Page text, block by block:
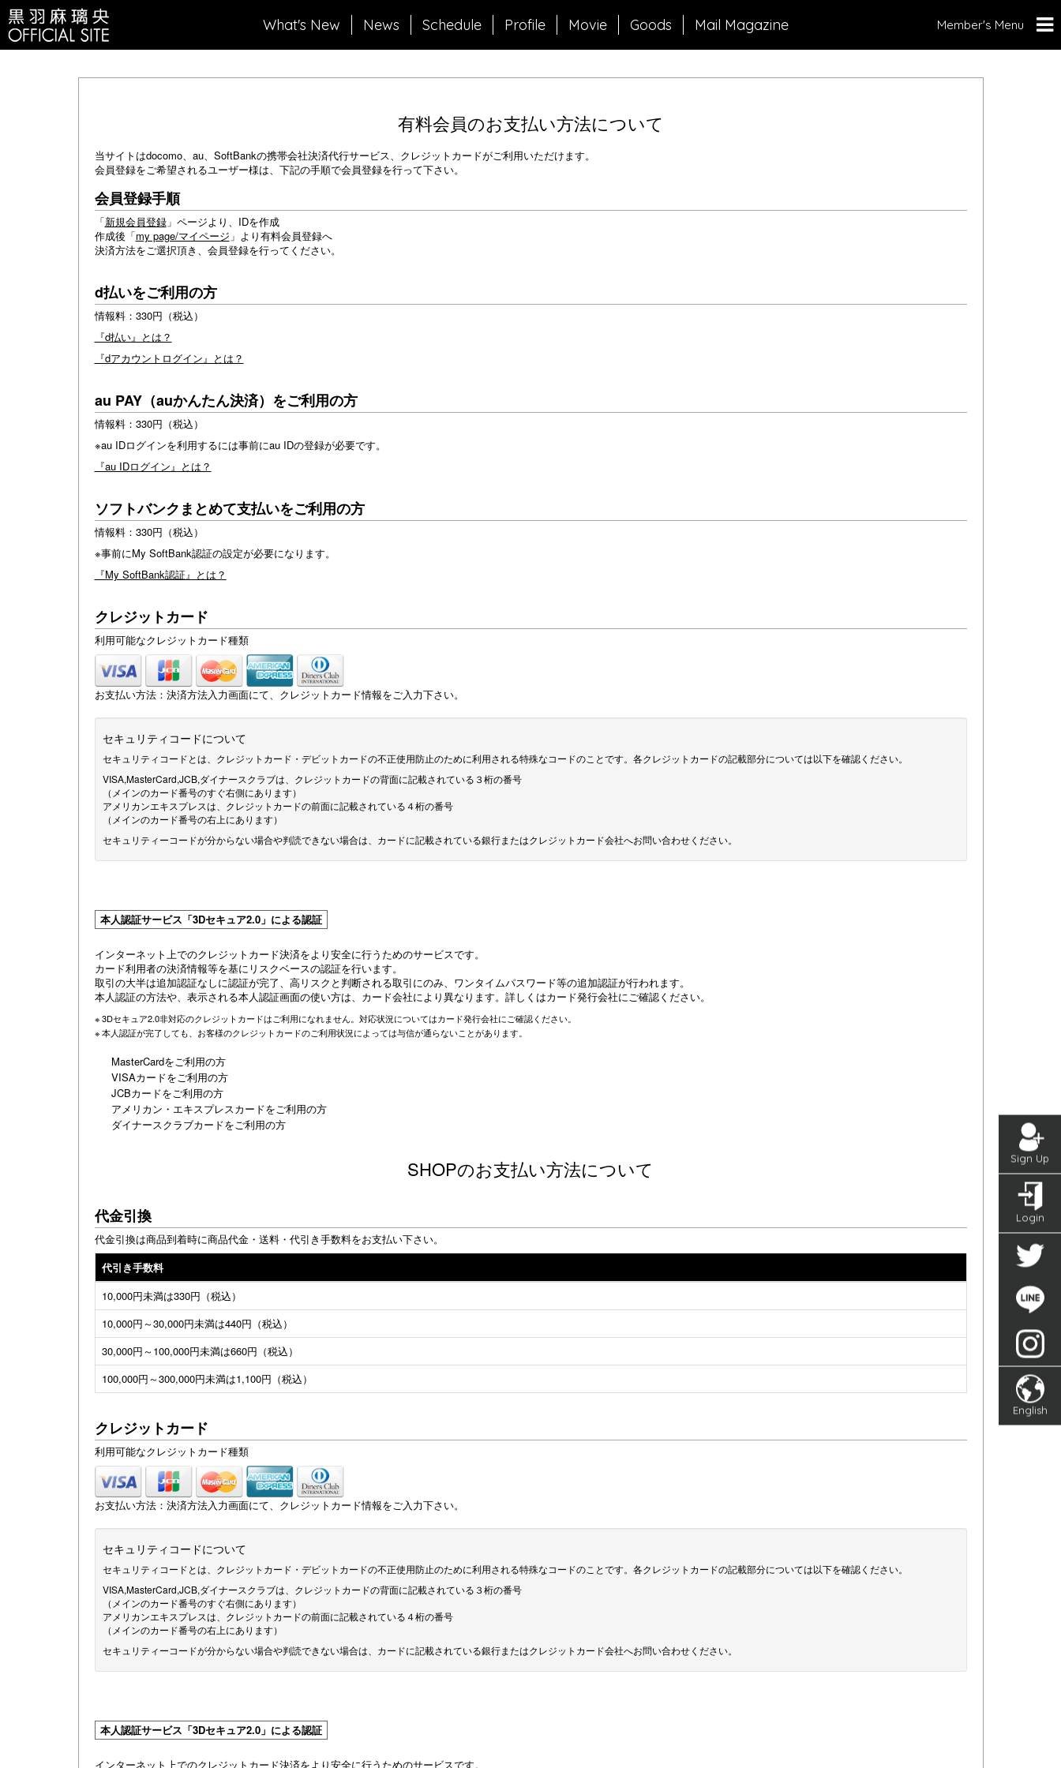
What's New News Schedule Profile Movie Goods Mail Magazine Member's Menu
Sign Up
Login
English
有料会員のお支払い方法について
当サイトはdocomo、au、SoftBankの携帯会社決済代行サービス、クレジットカードがご利用いただけます。
会員登録をご希望されるユーザー様は、下記の手順で会員登録を行って下さい。
会員登録手順
「新規会員登録」ページより、IDを作成
作成後「my page/マイページ 」より有料会員登録へ
決済方法をご選択頂き、会員登録を行ってください。
d払いをご利用の方
情報料：330円（税込）
『d払い』とは？
『dアカウントログイン』とは？
au PAY（auかんたん決済）をご利用の方
情報料：330円（税込）
※au IDログインを利用するには事前にau IDの登録が必要です。
『au IDログイン』とは？
ソフトバンクまとめて支払いをご利用の方
情報料：330円（税込）
※事前にMy SoftBank認証の設定が必要になります。
『My SoftBank認証』とは？
クレジットカード
利用可能なクレジットカード種類
お支払い方法：決済方法入力画面にて、クレジットカード情報をご入力下さい。
セキュリティコードについて
セキュリティコードとは、クレジットカード・デビットカードの不正使用防止のために利用される特殊なコードのことです。各クレジットカードの記載部分については以下を確認ください。
VISA,MasterCard,JCB,ダイナースクラブは、クレジットカードの背面に記載されている３桁の番号
（メインのカード番号のすぐ右側にあります）
アメリカンエキスプレスは、クレジットカードの前面に記載されている４桁の番号
（メインのカード番号の右上にあります）
セキュリティーコードが分からない場合や判読できない場合は、カードに記載されている銀行またはクレジットカード会社へお問い合わせください。
本人認証サービス「3Dセキュア2.0」による認証
インターネット上でのクレジットカード決済をより安全に行うためのサービスです。
カード利用者の決済情報等を基にリスクベースの認証を行います。
取引の大半は追加認証なしに認証が完了、高リスクと判断される取引にのみ、ワンタイムパスワード等の追加認証が行われます。
本人認証の方法や、表示される本人認証画面の使い方は、カード会社により異なります。詳しくはカード発行会社にご確認ください。
※ 3Dセキュア2.0非対応のクレジットカードはご利用になれません。対応状況についてはカード発行会社にご確認ください。
※ 本人認証が完了しても、お客様のクレジットカードのご利用状況によっては与信が通らないことがあります。
MasterCardをご利用の方
VISAカードをご利用の方
JCBカードをご利用の方
アメリカン・エキスプレスカードをご利用の方
ダイナースクラブカードをご利用の方
SHOPのお支払い方法について
代金引換
代金引換は商品到着時に商品代金・送料・代引き手数料をお支払い下さい。
代引き手数料
10,000円未満は330円（税込）
10,000円～30,000円未満は440円（税込）
30,000円～100,000円未満は660円（税込）
100,000円～300,000円未満は1,100円（税込）
クレジットカード
利用可能なクレジットカード種類
お支払い方法：決済方法入力画面にて、クレジットカード情報をご入力下さい。
セキュリティコードについて
セキュリティコードとは、クレジットカード・デビットカードの不正使用防止のために利用される特殊なコードのことです。各クレジットカードの記載部分については以下を確認ください。
VISA,MasterCard,JCB,ダイナースクラブは、クレジットカードの背面に記載されている３桁の番号
（メインのカード番号のすぐ右側にあります）
アメリカンエキスプレスは、クレジットカードの前面に記載されている４桁の番号
（メインのカード番号の右上にあります）
セキュリティーコードが分からない場合や判読できない場合は、カードに記載されている銀行またはクレジットカード会社へお問い合わせください。
本人認証サービス「3Dセキュア2.0」による認証
インターネット上でのクレジットカード決済をより安全に行うためのサービスです。